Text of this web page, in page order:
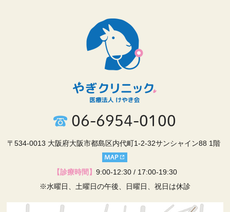
06-6954-0100
〒534-0013 大阪府大阪市都島区内代町1-2-32サンシャイン88 1階
【診療時間】 9:00-12:30 / 17:00-19:30
※水曜日、土曜日の午後、日曜日、祝日は休診